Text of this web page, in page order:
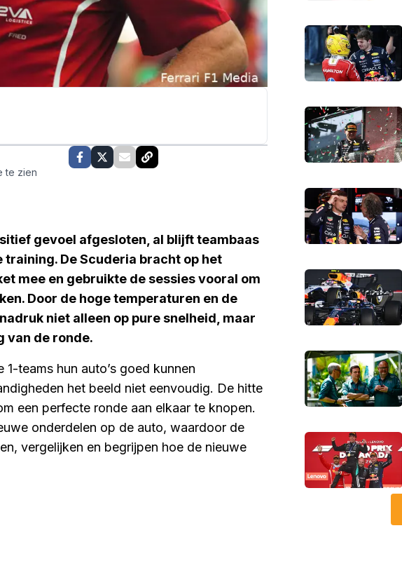
te zien
gevoel afgesloten, al blijft teambaas
De Scuderia bracht op het
mee en gebruikte de sessies vooral om
Door de hoge temperaturen en de
niet alleen op pure snelheid, maar
van de ronde.
teams hun auto’s goed kunnen
het beeld niet eenvoudig. De hitte
een perfecte ronde aan elkaar te knopen.
onderdelen op de auto, waardoor de
vergelijken en begrijpen hoe de nieuwe